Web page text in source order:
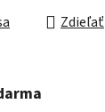
Zdieľať